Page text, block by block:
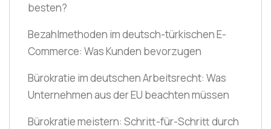
besten?
Bezahlmethoden im deutsch-türkischen E-
Commerce: Was Kunden bevorzugen
Bürokratie im deutschen Arbeitsrecht: Was
Unternehmen aus der EU beachten müssen
Bürokratie meistern: Schritt-für-Schritt durch